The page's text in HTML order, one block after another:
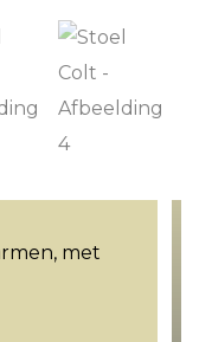
met